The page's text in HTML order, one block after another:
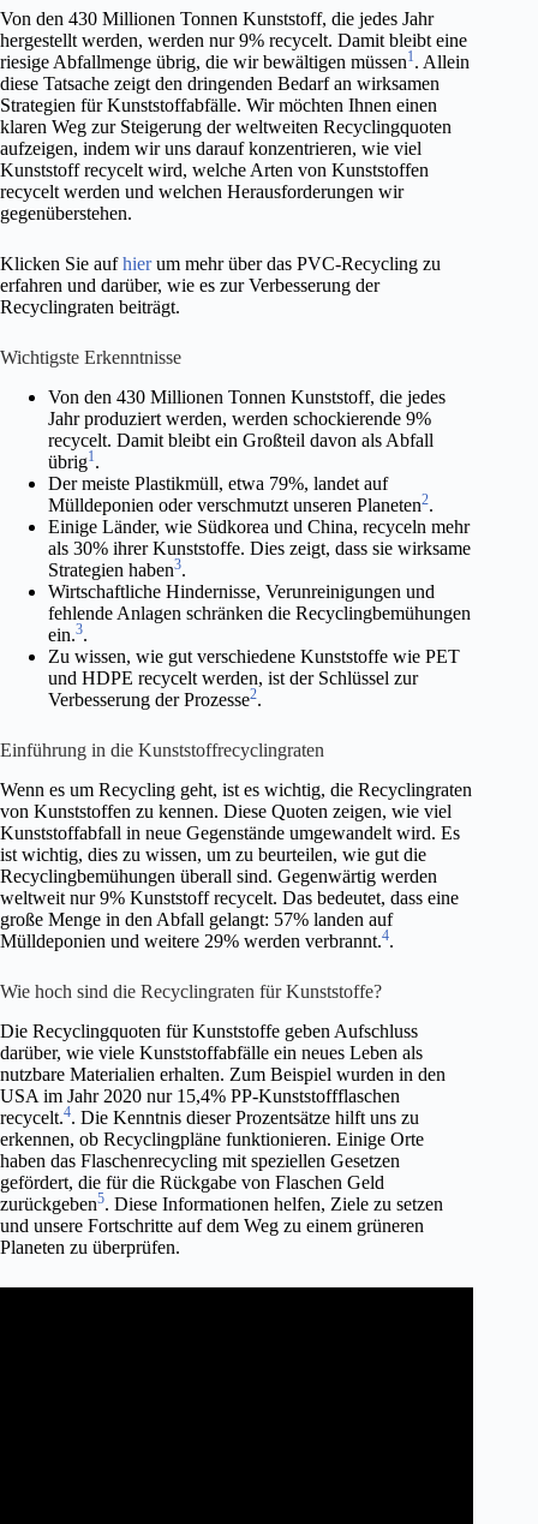
Von den 430 Millionen Tonnen Kunststoff, die jedes Jahr
hergestellt werden, werden nur 9% recycelt. Damit bleibt eine
riesige Abfallmenge übrig, die wir bewältigen müssen1. Allein
diese Tatsache zeigt den dringenden Bedarf an wirksamen
Strategien für Kunststoffabfälle. Wir möchten Ihnen einen
klaren Weg zur Steigerung der weltweiten Recyclingquoten
aufzeigen, indem wir uns darauf konzentrieren, wie viel
Kunststoff recycelt wird, welche Arten von Kunststoffen
recycelt werden und welchen Herausforderungen wir
gegenüberstehen.
Klicken Sie aufhierum mehr über das PVC-Recycling zu
erfahren und darüber, wie es zur Verbesserung der
Recyclingraten beiträgt.
Wichtigste Erkenntnisse
Von den 430 Millionen Tonnen Kunststoff, die jedes
Jahr produziert werden, werden schockierende 9%
recycelt. Damit bleibt ein Großteil davon als Abfall
übrig1.
Der meiste Plastikmüll, etwa 79%, landet auf
Mülldeponien oder verschmutzt unseren Planeten2.
Einige Länder, wie Südkorea und China, recyceln mehr
als 30% ihrer Kunststoffe. Dies zeigt, dass sie wirksame
Strategien haben3.
Wirtschaftliche Hindernisse, Verunreinigungen und
fehlende Anlagen schränken die Recyclingbemühungen
ein.3.
Zu wissen, wie gut verschiedene Kunststoffe wie PET
und HDPE recycelt werden, ist der Schlüssel zur
Verbesserung der Prozesse2.
Einführung in die Kunststoffrecyclingraten
Wenn es um Recycling geht, ist es wichtig, die Recyclingraten
von Kunststoffen zu kennen. Diese Quoten zeigen, wie viel
Kunststoffabfall in neue Gegenstände umgewandelt wird. Es
ist wichtig, dies zu wissen, um zu beurteilen, wie gut die
Recyclingbemühungen überall sind. Gegenwärtig werden
weltweit nur 9% Kunststoff recycelt. Das bedeutet, dass eine
große Menge in den Abfall gelangt: 57% landen auf
Mülldeponien und weitere 29% werden verbrannt.4.
Wie hoch sind die Recyclingraten für Kunststoffe?
Die Recyclingquoten für Kunststoffe geben Aufschluss
darüber, wie viele Kunststoffabfälle ein neues Leben als
nutzbare Materialien erhalten. Zum Beispiel wurden in den
USA im Jahr 2020 nur 15,4% PP-Kunststoffflaschen
recycelt.4. Die Kenntnis dieser Prozentsätze hilft uns zu
erkennen, ob Recyclingpläne funktionieren. Einige Orte
haben das Flaschenrecycling mit speziellen Gesetzen
gefördert, die für die Rückgabe von Flaschen Geld
zurückgeben5. Diese Informationen helfen, Ziele zu setzen
und unsere Fortschritte auf dem Weg zu einem grüneren
Planeten zu überprüfen.